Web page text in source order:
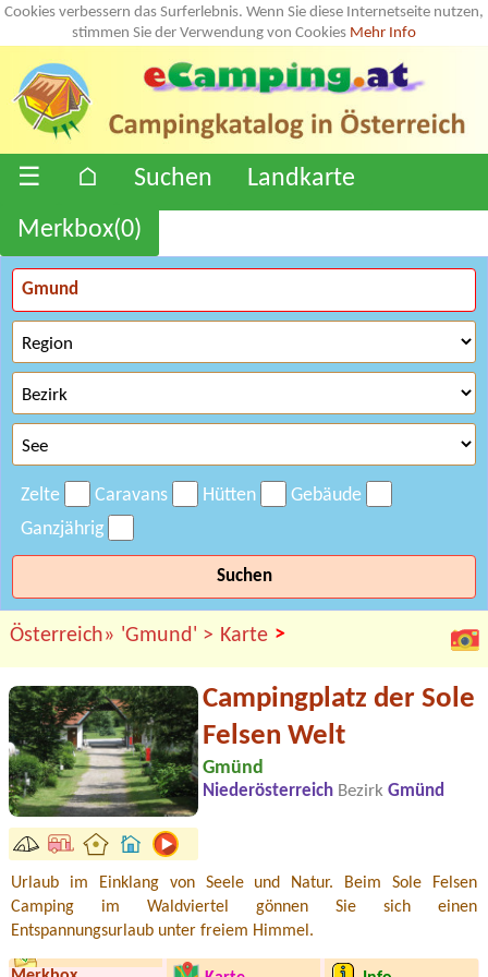
Cookies verbessern das Surferlebnis. Wenn Sie diese Internetseite nutzen,
stimmen Sie der Verwendung von Cookies Mehr Info
☰ ⌂ Suchen
Landkarte
Merkbox(0)
Zelte Caravans Hütten
Gebäude
Ganzjährig
Suchen
Österreich» 'Gmund' > Karte >
Campingplatz der Sole
Felsen Welt
Gmünd
Niederösterreich Bezirk Gmünd
Urlaub im Einklang von Seele und Natur. Beim Sole Felsen
Camping im Waldviertel gönnen Sie sich einen
Entspannungsurlaub unter freiem Himmel.